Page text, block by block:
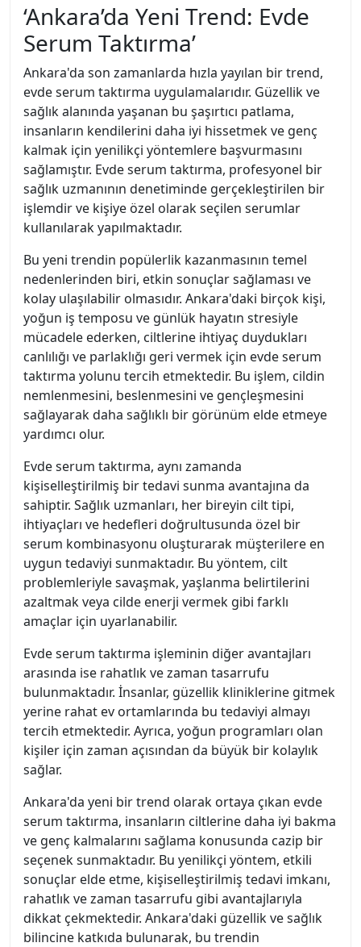
‘Ankara’da Yeni Trend: Evde
Serum Taktırma’
Ankara'da son zamanlarda hızla yayılan bir trend,
evde serum taktırma uygulamalarıdır. Güzellik ve
sağlık alanında yaşanan bu şaşırtıcı patlama,
insanların kendilerini daha iyi hissetmek ve genç
kalmak için yenilikçi yöntemlere başvurmasını
sağlamıştır. Evde serum taktırma, profesyonel bir
sağlık uzmanının denetiminde gerçekleştirilen bir
işlemdir ve kişiye özel olarak seçilen serumlar
kullanılarak yapılmaktadır.
Bu yeni trendin popülerlik kazanmasının temel
nedenlerinden biri, etkin sonuçlar sağlaması ve
kolay ulaşılabilir olmasıdır. Ankara'daki birçok kişi,
yoğun iş temposu ve günlük hayatın stresiyle
mücadele ederken, ciltlerine ihtiyaç duydukları
canlılığı ve parlaklığı geri vermek için evde serum
taktırma yolunu tercih etmektedir. Bu işlem, cildin
nemlenmesini, beslenmesini ve gençleşmesini
sağlayarak daha sağlıklı bir görünüm elde etmeye
yardımcı olur.
Evde serum taktırma, aynı zamanda
kişiselleştirilmiş bir tedavi sunma avantajına da
sahiptir. Sağlık uzmanları, her bireyin cilt tipi,
ihtiyaçları ve hedefleri doğrultusunda özel bir
serum kombinasyonu oluşturarak müşterilere en
uygun tedaviyi sunmaktadır. Bu yöntem, cilt
problemleriyle savaşmak, yaşlanma belirtilerini
azaltmak veya cilde enerji vermek gibi farklı
amaçlar için uyarlanabilir.
Evde serum taktırma işleminin diğer avantajları
arasında ise rahatlık ve zaman tasarrufu
bulunmaktadır. İnsanlar, güzellik kliniklerine gitmek
yerine rahat ev ortamlarında bu tedaviyi almayı
tercih etmektedir. Ayrıca, yoğun programları olan
kişiler için zaman açısından da büyük bir kolaylık
sağlar.
Ankara'da yeni bir trend olarak ortaya çıkan evde
serum taktırma, insanların ciltlerine daha iyi bakma
ve genç kalmalarını sağlama konusunda cazip bir
seçenek sunmaktadır. Bu yenilikçi yöntem, etkili
sonuçlar elde etme, kişiselleştirilmiş tedavi imkanı,
rahatlık ve zaman tasarrufu gibi avantajlarıyla
dikkat çekmektedir. Ankara'daki güzellik ve sağlık
bilincine katkıda bulunarak, bu trendin